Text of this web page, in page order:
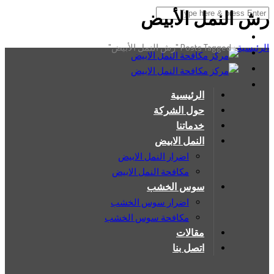
الرئيسية
حول الشركة
خدماتنا
النمل الابيض
اضرار النمل الابيض
مكافحة النمل الابيض
سوس الخشب
اضرار سوس الخشب
مكافحة سوس الخشب
مقالات
اتصل بنا
رش النمل الأبيض
الرئيسية›Posts Tagged "رش النمل الأبيض"